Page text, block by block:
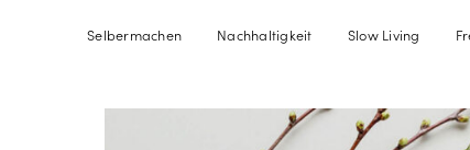
Selbermachen Nachhaltigkeit Slow Living